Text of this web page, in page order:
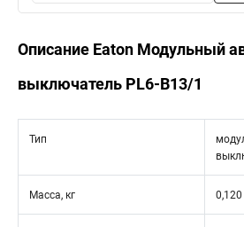
Описание Eaton Модульный
выключатель PL6-B13/1
Тип
Масса, кг 0,120